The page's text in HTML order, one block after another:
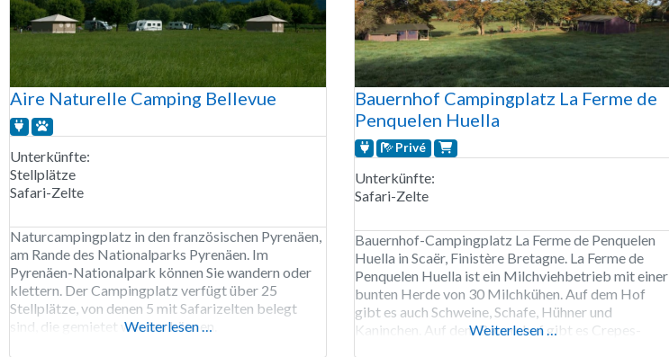
Aire Naturelle Camping Bellevue
Unterkünfte:
Stellplätze
Safari-Zelte
Naturcampingplatz in den französischen Pyrenäen,
am Rande des Nationalparks Pyrenäen. Im
Pyrenäen-Nationalpark können Sie wandern oder
klettern. Der Campingplatz verfügt über 25
Stellplätze, von denen 5 mit Safarizelten belegt
sind, die gemietet werden können.
Weiterlesen …
Bauernhof Campingplatz La Ferme de
Penquelen Huella
Privé
Unterkünfte:
Safari-Zelte
Bauernhof-Campingplatz La Ferme de Penquelen
Huella in Scaër, Finistère Bretagne. La Ferme de
Penquelen Huella ist ein Milchviehbetrieb mit einer
bunten Herde von 30 Milchkühen. Auf dem Hof
gibt es auch Schweine, Schafe, Hühner und
Kaninchen. Auf dem Bauernhof gibt es Crepes-
Weiterlesen …